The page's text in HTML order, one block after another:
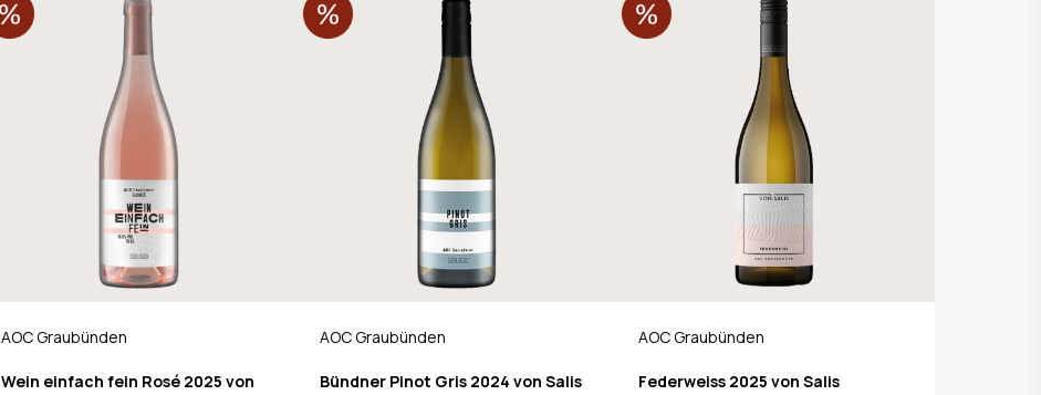
AOC Graubünden
Wein einfach fein Rosé 2025 von
AOC Graubünden
Bündner Pinot Gris 2024 von Salis
AOC Graubünden
Federweiss 2025 von Salis